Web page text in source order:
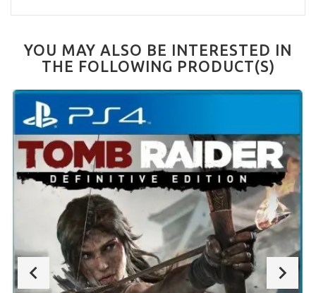
YOU MAY ALSO BE INTERESTED IN
THE FOLLOWING PRODUCT(S)